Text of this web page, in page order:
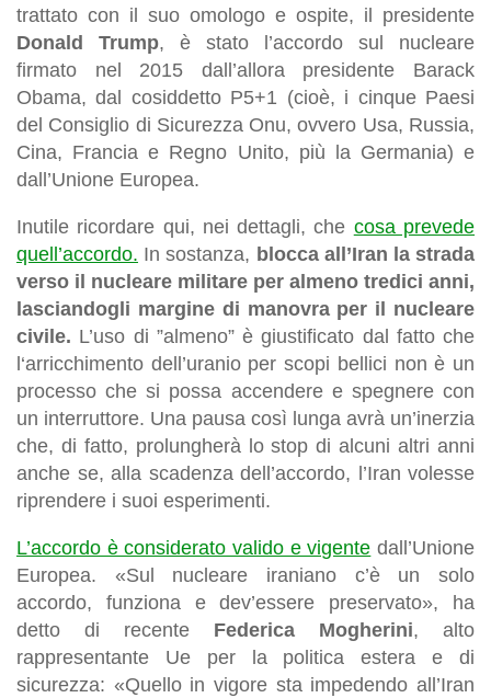
trattato con il suo omologo e ospite, il presidente
Donald Trump, è stato l’accordo sul nucleare
firmato nel 2015 dall’allora presidente Barack
Obama, dal cosiddetto P5+1 (cioè, i cinque Paesi
del Consiglio di Sicurezza Onu, ovvero Usa, Russia,
Cina, Francia e Regno Unito, più la Germania) e
dall’Unione Europea.
Inutile ricordare qui, nei dettagli, che cosa prevede
quell’accordo. In sostanza, blocca all’Iran la strada
verso il nucleare militare per almeno tredici anni,
lasciandogli margine di manovra per il nucleare
civile. L’uso di ”almeno” è giustificato dal fatto che
l‘arricchimento dell’uranio per scopi bellici non è un
processo che si possa accendere e spegnere con
un interruttore. Una pausa così lunga avrà un’inerzia
che, di fatto, prolungherà lo stop di alcuni altri anni
anche se, alla scadenza dell’accordo, l’Iran volesse
riprendere i suoi esperimenti.
L’accordo è considerato valido e vigente dall’Unione
Europea. «Sul nucleare iraniano c’è un solo
accordo, funziona e dev’essere preservato», ha
detto di recente Federica Mogherini, alto
rappresentante Ue per la politica estera e di
sicurezza: «Quello in vigore sta impedendo all’Iran